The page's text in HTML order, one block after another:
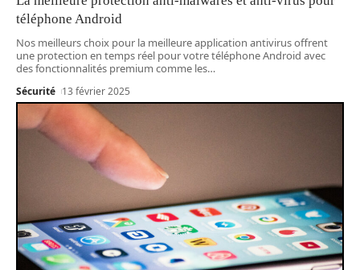
téléphone Android
Nos meilleurs choix pour la meilleure application antivirus offrent
une protection en temps réel pour votre téléphone Android avec
des fonctionnalités premium comme les…
Sécurité 13 février 2025